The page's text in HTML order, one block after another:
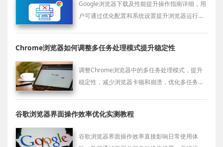
Google浏览器下载及性能提升操作指南详细，用
户可通过优化配置和系统设置提升浏览器运行速
Chrome浏览器如何调整多任务处理模式提升稳定性
调整Chrome浏览器中的多任务处理模式，提升
稳定性，减少浏览器卡顿和崩溃，优化多任务操
谷歌浏览器界面操作效率优化实测教程
谷歌浏览器界面操作效率直接影响日常使用体